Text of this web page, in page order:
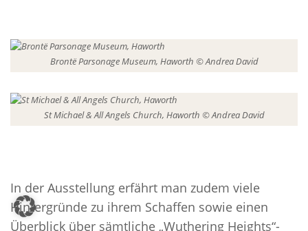
Brontë Parsonage Museum, Haworth © Andrea David
St Michael & All Angels Church, Haworth © Andrea David
In der Ausstellung erfährt man zudem viele
Hintergründe zu ihrem Schaffen sowie einen
Überblick über sämtliche „Wuthering Heights“-